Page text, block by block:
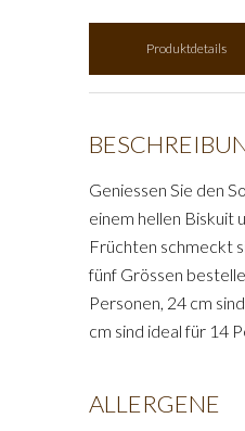
Produktdetails
Geniessen Sie den
einem hellen Biskuit
Früchten schmeckt
fünf Grössen
Personen, 24 cm
cm sind ideal für 14
ALLERGENE